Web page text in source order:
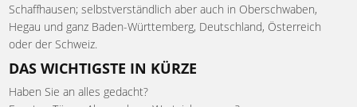
Schaffhausen; selbstverständlich aber auch in Oberschwaben,
Hegau und ganz Baden-Württemberg, Deutschland, Österreich
oder der Schweiz.
DAS WICHTIGSTE IN KÜRZE
Haben Sie an alles gedacht?